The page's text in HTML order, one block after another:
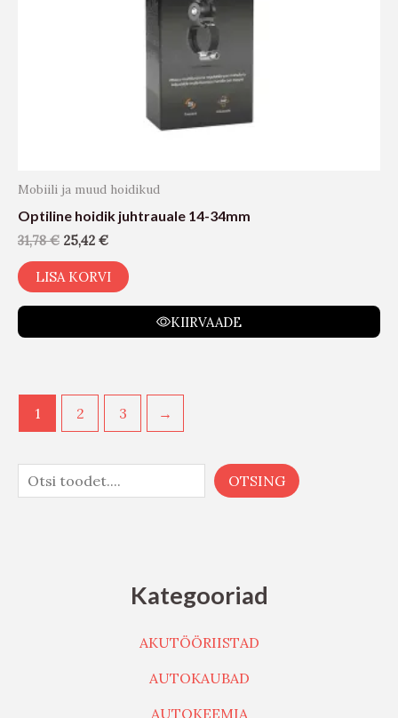
OTSING
Kategooriad
AKUTÖÖRIISTAD
AUTOKAUBAD
AUTOKEEMIA
Mobiili ja muud hoidikud
Optiline hoidik juhtrauale 14-34mm
31,78€ 25,42 €
LISA KORVI
KIIRVAADE
1 2 3 →